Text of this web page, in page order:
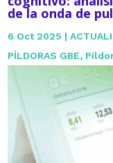
de la onda de
6 Oct 2025 |
PÍLDORAS GBE,